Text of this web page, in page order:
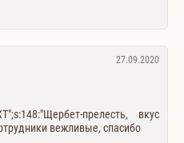
27.09.2020
прелесть, вкус
вежливые, спасибо